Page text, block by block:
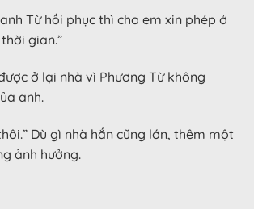
Từ hồi phục thì cho em xin phép ở
gian.”
ở lại nhà vì Phương Từ không
anh.
Dù gì nhà hắn cũng lớn, thêm một
ảnh hưởng.